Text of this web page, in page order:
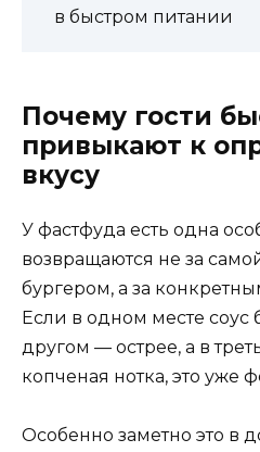
в быстром питании
Почему гости
привыкают к
вкусу
У фастфуда есть одна
возвращаются не за
бургером, а за
Если в одном месте соус
другом — острее, а в
копченая нотка, это уже
Особенно заметно это в